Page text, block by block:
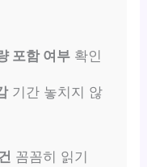
포함 여부확인
기간 놓치지 않
꼼꼼히 읽기